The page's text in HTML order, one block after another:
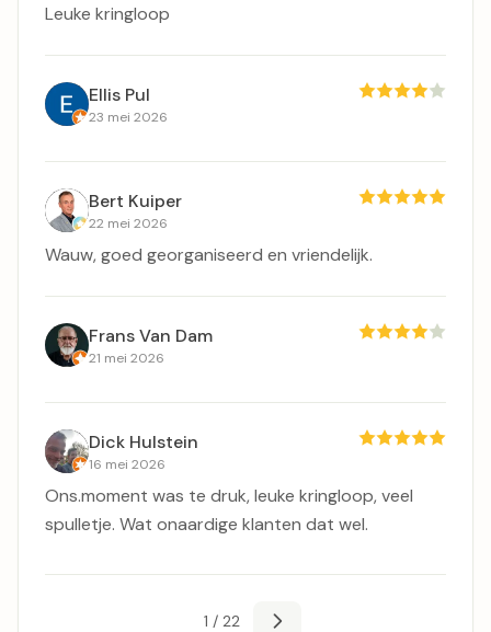
Leuke kringloop
Ellis Pul
23 mei 2026
Bert Kuiper
22 mei 2026
Wauw, goed georganiseerd en vriendelijk.
Frans Van Dam
21 mei 2026
Dick Hulstein
16 mei 2026
Ons.moment was te druk, leuke kringloop, veel
spulletje. Wat onaardige klanten dat wel.
1 / 22